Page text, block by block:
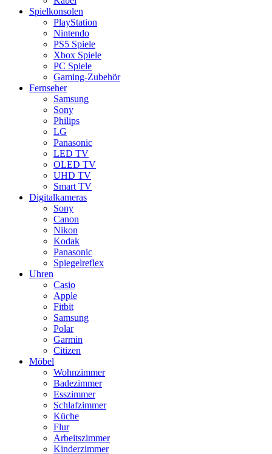
Spielkonsolen
PlayStation
Nintendo
PS5 Spiele
Xbox Spiele
PC Spiele
Gaming-Zubehör
Fernseher
Samsung
Sony
Philips
LG
Panasonic
LED TV
OLED TV
UHD TV
Smart TV
Digitalkameras
Sony
Canon
Nikon
Kodak
Panasonic
Spiegelreflex
Uhren
Casio
Apple
Fitbit
Samsung
Polar
Garmin
Citizen
Möbel
Wohnzimmer
Badezimmer
Esszimmer
Schlafzimmer
Küche
Flur
Arbeitszimmer
Kinderzimmer